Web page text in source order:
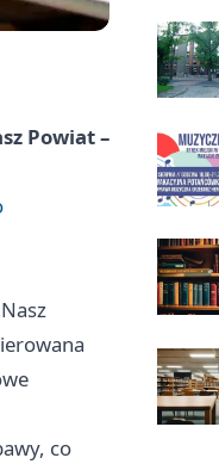
Powiat –
co